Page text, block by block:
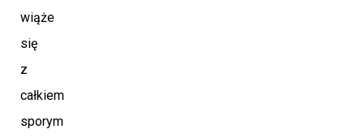
wiąże
się
z
całkiem
sporym